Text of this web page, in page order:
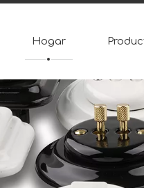
Hogar